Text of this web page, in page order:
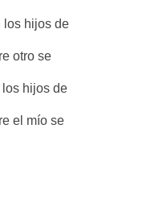
los hijos de
otro se
hijos de
el mío se